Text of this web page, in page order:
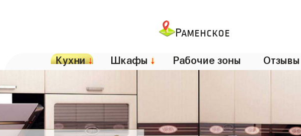
Раменское
Кухни↓ Шкафы ↓ Рабочие зоны Отзывы